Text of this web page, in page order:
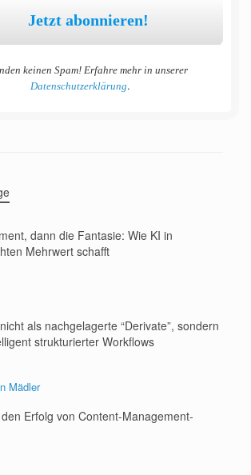
keinen Spam! Erfahre mehr in unserer
Datenschutzerklärung.
dann die Fantasie: Wie KI in
Mehrwert schafft
als nachgelagerte “Derivate”, sondern
strukturierter Workflows
Erfolg von Content-Management-